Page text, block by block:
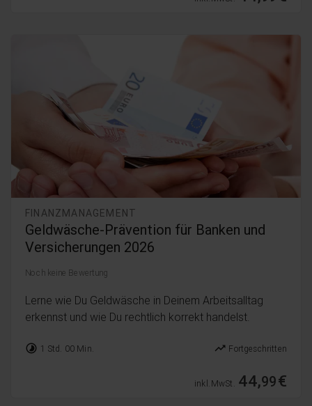
FINANZMANAGEMENT
Geldwäsche-Prävention für Banken und
Versicherungen 2026
Noch keine Bewertung
Lerne wie Du Geldwäsche in Deinem Arbeitsalltag
erkennst und wie Du rechtlich korrekt handelst.
timelapse 1 Std. 00 Min. trending_up Fortgeschritten
inkl. MwSt. 44,99€